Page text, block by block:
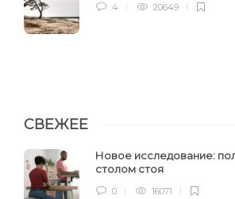
4 20649
СВЕЖЕЕ
Новое исследование:
столом стоя
0 16071